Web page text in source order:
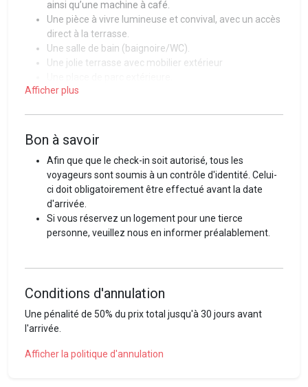
ainsi qu’une machine à café.
Une pièce à vivre lumineuse et convival, avec un accès
direct à la terrasse.
Une salle de bain (baignoire/WC).
Une jolie terrasse avec mobilier extérieur
à votre entière disposition durant votre séjour.
Interaction avec les voyageurs
L'entrée dans les lieux est simple, efficace et se fait de
manière autonome, grâce à une boîte à clés que vous
trouverez à l’entrée de votre logement. Toutes les
informations nécessaires à votre séjour vous seront
Notre équipe ne sera pas présente sur place lors de votre
arrivée ainsi que durant votre séjour. Cependant, nous
restons à votre entière disposition pour tout(es)
éventuel(les) problème(s) ou question(s). N'hésitez pas à
Afficher plus
Bon à savoir
Afin que que le check-in soit autorisé, tous les
voyageurs sont soumis à un contrôle d'identité. Celui-
ci doit obligatoirement être effectué avant la date
d'arrivée.
Si vous réservez un logement pour une tierce
personne, veuillez nous en informer préalablement.
Conditions d'annulation
Une pénalité de 50% du prix total jusqu'à 30 jours avant
l'arrivée.
Afficher la politique d'annulation